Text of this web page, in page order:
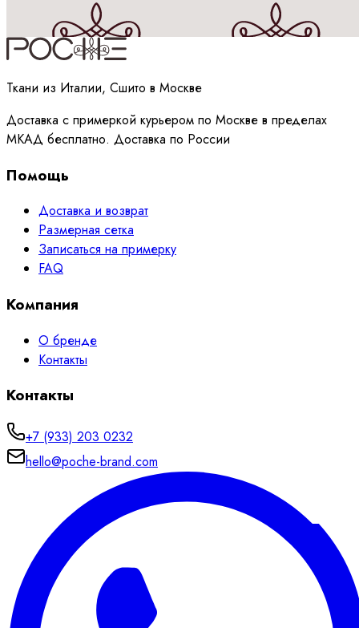
Принимаюполитикуобработки данных
Ткани из Италии, Сшито в Москве
Доставка с примеркой курьером по Москве в пределах
МКАД бесплатно. Доставка по России
Помощь
Доставка и возврат
Размерная сетка
Записаться на примерку
FAQ
Компания
О бренде
Контакты
Контакты
+7 (933) 203 0232
hello@poche-brand.com